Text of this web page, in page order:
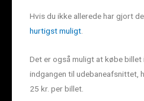
Hvis du ikke allerede har gjort
hurtigst muligt
Det er også muligt at købe billet
indgangen til udebaneafsnittet,
25 kr. per billet.